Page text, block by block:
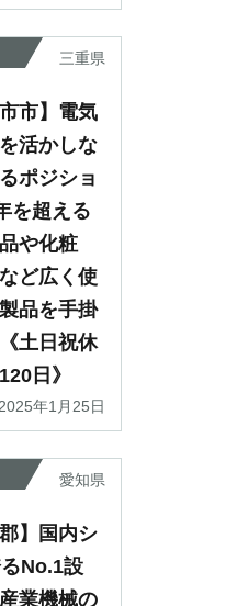
三重県
市】電気
活かしな
ポジショ
を超える
や化粧
ど広く使
品を手掛
土日祝休
日》
2025年1月25日
愛知県
】国内シ
No.1設
業機械の